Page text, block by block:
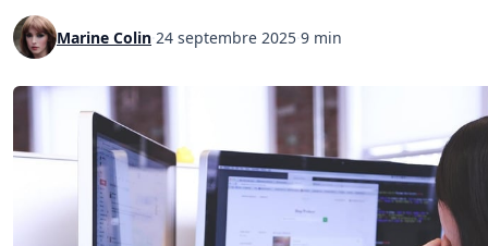
Marine Colin 24 septembre 2025 9 min